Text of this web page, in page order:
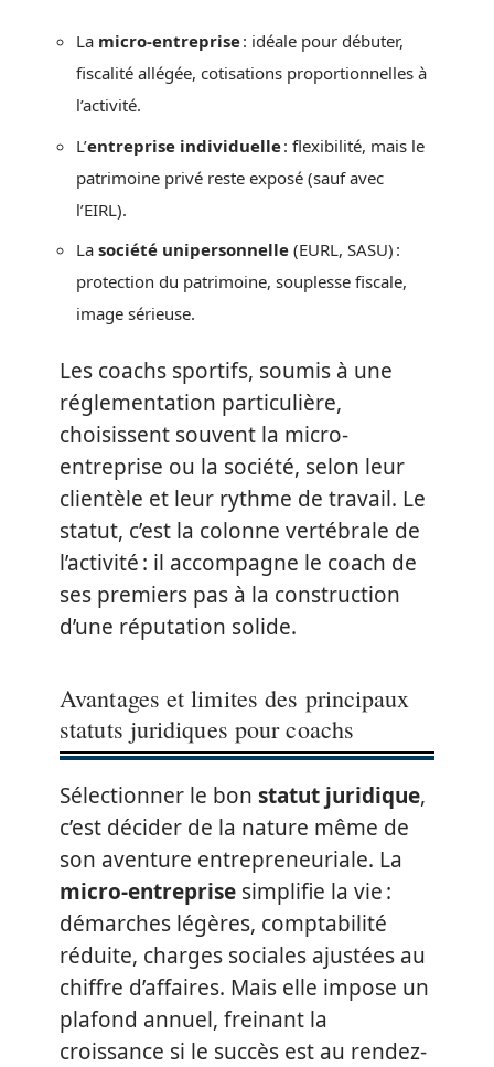
La micro-entreprise: idéale pour débuter,
fiscalité allégée, cotisations proportionnelles à
l’activité.
L’entreprise individuelle: flexibilité, mais le
patrimoine privé reste exposé (sauf avec
l’EIRL).
La société unipersonnelle (EURL, SASU) :
protection du patrimoine, souplesse fiscale,
image sérieuse.
Les coachs sportifs, soumis à une
réglementation particulière,
choisissent souvent la micro-
entreprise ou la société, selon leur
clientèle et leur rythme de travail. Le
statut, c’est la colonne vertébrale de
l’activité : il accompagne le coach de
ses premiers pas à la construction
d’une réputation solide.
Avantages et limites des principaux
statuts juridiques pour coachs
Sélectionner le bon statut juridique,
c’est décider de la nature même de
son aventure entrepreneuriale. La
micro-entreprise simplifie la vie :
démarches légères, comptabilité
réduite, charges sociales ajustées au
chiffre d’affaires. Mais elle impose un
plafond annuel, freinant la
croissance si le succès est au rendez-